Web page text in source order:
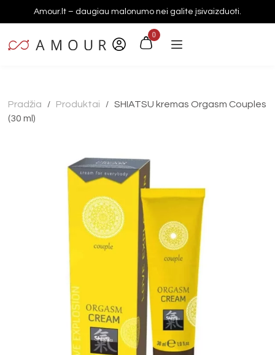
Amour.lt – daugiau malonumo nei galite įsivaizduoti.
0
Pradžia / Produktai /
SHIATSU kremas Orgasm Couples
(30 ml)